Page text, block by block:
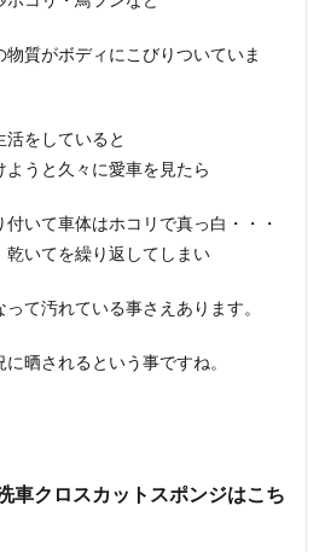
質がボディにこびりついていま
をしていると
うと久々に愛車を見たら
いて車体はホコリで真っ白・・・
乾いてを繰り返してしまい
て汚れている事さえあります。
に晒されるという事ですね。
車クロスカットスポンジはこち